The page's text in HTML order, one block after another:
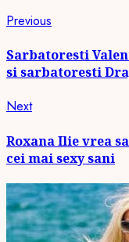
Continue
Reading
Previous
Sarbatoresti
si sarbatoresti
NextNext
Roxana Ilie vrea
cei mai sexy sani